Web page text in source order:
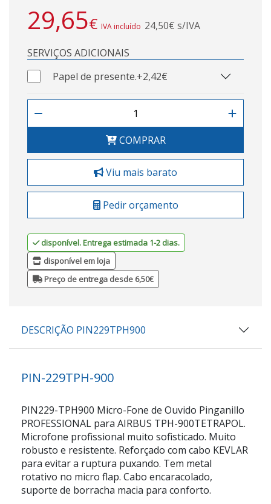
29,65€ IVA incluído 24,50€ s/IVA
SERVIÇOS ADICIONAIS
Papel de presente.+2,42€
COMPRAR
Viu mais barato
Pedir orçamento
disponível. Entrega estimada 1-2 dias.
disponível em loja
Preço de entrega desde 6,50€
DESCRIÇÃO PIN229TPH900
PIN-229TPH-900
PIN229-TPH900 Micro-Fone de Ouvido Pinganillo
PROFESSIONAL para AIRBUS TPH-900TETRAPOL.
Microfone profissional muito sofisticado. Muito
robusto e resistente. Reforçado com cabo KEVLAR
para evitar a ruptura puxando. Tem metal
rotativo no micro flap. Cabo encaracolado,
suporte de borracha macia para conforto.